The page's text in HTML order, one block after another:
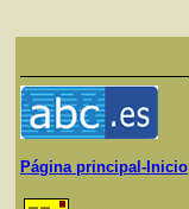
Página principal-Inicio